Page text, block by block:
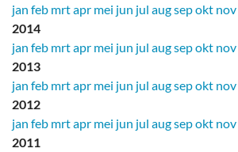
jan feb mrtapr mei jun jul augsepokt nov
2014
jan feb mrtapr mei jun jul augsepokt nov
2013
jan feb mrtapr mei jun jul augsepokt nov
2012
jan feb mrtapr mei jun jul augsepokt nov
2011